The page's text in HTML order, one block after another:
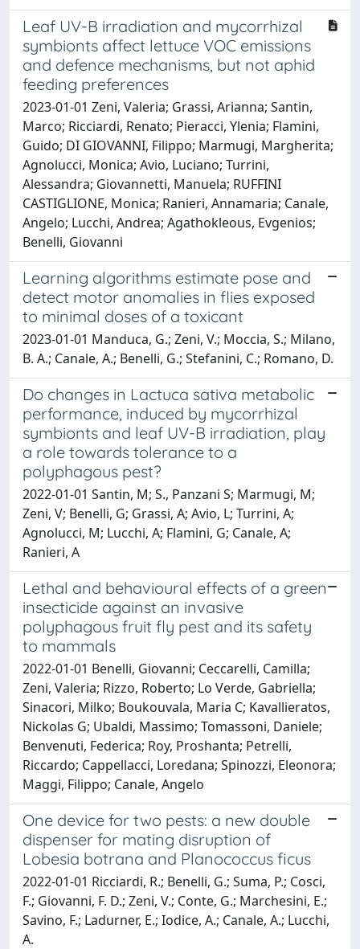
Leaf UV-B irradiation and mycorrhizal
symbionts affect lettuce VOC emissions
and defence mechanisms, but not aphid
feeding preferences
2023-01-01 Zeni, Valeria; Grassi, Arianna; Santin,
Marco; Ricciardi, Renato; Pieracci, Ylenia; Flamini,
Guido; DI GIOVANNI, Filippo; Marmugi, Margherita;
Agnolucci, Monica; Avio, Luciano; Turrini,
Alessandra; Giovannetti, Manuela; RUFFINI
CASTIGLIONE, Monica; Ranieri, Annamaria; Canale,
Angelo; Lucchi, Andrea; Agathokleous, Evgenios;
Benelli, Giovanni
Learning algorithms estimate pose and
detect motor anomalies in flies exposed
to minimal doses of a toxicant
2023-01-01 Manduca, G.; Zeni, V.; Moccia, S.; Milano,
B. A.; Canale, A.; Benelli, G.; Stefanini, C.; Romano, D.
Do changes in Lactuca sativa metabolic
performance, induced by mycorrhizal
symbionts and leaf UV-B irradiation, play
a role towards tolerance to a
polyphagous pest?
2022-01-01 Santin, M; S., Panzani S; Marmugi, M;
Zeni, V; Benelli, G; Grassi, A; Avio, L; Turrini, A;
Agnolucci, M; Lucchi, A; Flamini, G; Canale, A;
Ranieri, A
Lethal and behavioural effects of a green
insecticide against an invasive
polyphagous fruit fly pest and its safety
to mammals
2022-01-01 Benelli, Giovanni; Ceccarelli, Camilla;
Zeni, Valeria; Rizzo, Roberto; Lo Verde, Gabriella;
Sinacori, Milko; Boukouvala, Maria C; Kavallieratos,
Nickolas G; Ubaldi, Massimo; Tomassoni, Daniele;
Benvenuti, Federica; Roy, Proshanta; Petrelli,
Riccardo; Cappellacci, Loredana; Spinozzi, Eleonora;
Maggi, Filippo; Canale, Angelo
One device for two pests: a new double
dispenser for mating disruption of
Lobesia botrana and Planococcus ficus
2022-01-01 Ricciardi, R.; Benelli, G.; Suma, P.; Cosci,
F.; Giovanni, F. D.; Zeni, V.; Conte, G.; Marchesini, E.;
Savino, F.; Ladurner, E.; Iodice, A.; Canale, A.; Lucchi,
A.